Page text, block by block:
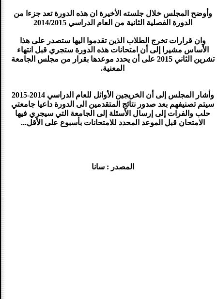
وأوضح المجلس خلال جلسته الأخيرة ان هذه الدورة تعد جزءا من
الدورة الفصلية الثانية من العام الدراسي 2014/2015
وان قرارات تخرج الطلاب الذين تقدموا اليها ستصدر على هذا
الأساس مشيرا إلى أن امتحانات هذه الدورة ستجري قبل انتهاء
تشرين الثاني 2015 على أن يحدد موعدها بقرار من مجلس الجامعة
المعنية.
وأشار المجلس إلى أن الخريجين الأوائل للعام الدراسي 2014-2015
سيتم تصنيفهم بعد صدور نتائج المتقدمين الى الدورة داعيا جامعتي
حلب والفرات إلى إرسال الأسئلة إلى الجامعة التي سيجري فيها
الامتحان قبل الموعد المحدد للامتحانات بأسبوع على الأقل...
المصدر : سانا